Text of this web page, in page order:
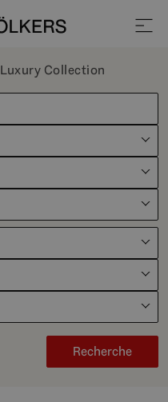
Luxury Collection
Recherche